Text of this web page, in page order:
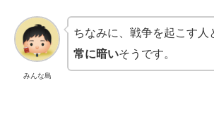
みんな島
ちなみに、戦争を起こす人
常に暗いそうです。